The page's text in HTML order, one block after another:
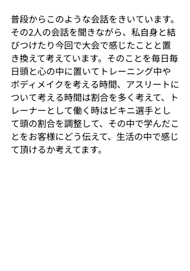
普段からこのような会話をきいています。
その2人の会話を聞きながら、私自身と結
びつけたり今回で大会で感じたことと置
き換えて考えています。そのことを毎日毎
日頭と心の中に置いてトレーニング中や
ボディメイクを考える時間、アスリートに
ついて考える時間は割合を多く考えて、ト
レーナーとして働く時はビキニ選手とし
て頭の割合を調整して、その中で学んだこ
とをお客様にどう伝えて、生活の中で感じ
て頂けるか考えてます。